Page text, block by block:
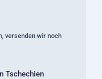
versenden wir noch
Tschechien